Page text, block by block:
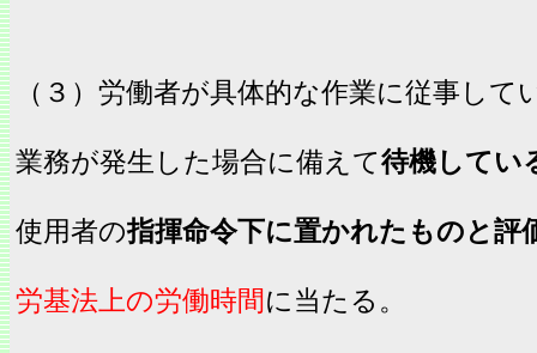
（３）労働者が具体的な作業に従事して
業務が発生した場合に備えて待機してい
使用者の指揮命令下に置かれたものと評
労基法上の労働時間に当たる。